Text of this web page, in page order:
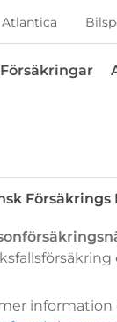
Atlantica
Försäkringar
information